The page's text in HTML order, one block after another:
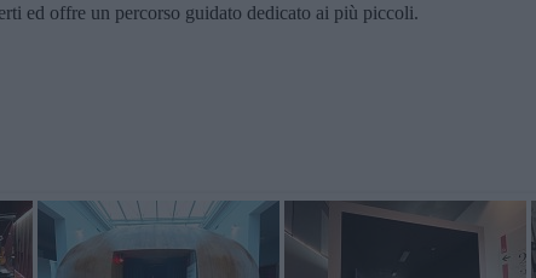
ed offre un percorso guidato dedicato ai più piccoli.